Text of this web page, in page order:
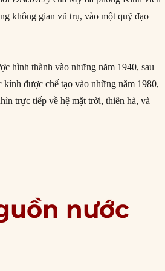
không gian vũ trụ, vào một quỹ đạo
hình thành vào những năm 1940, sau
được chế tạo vào những năm 1980,
trực tiếp về hệ mặt trời, thiên hà, và
gian Hubble được phóng vào vũ trụ”
nước